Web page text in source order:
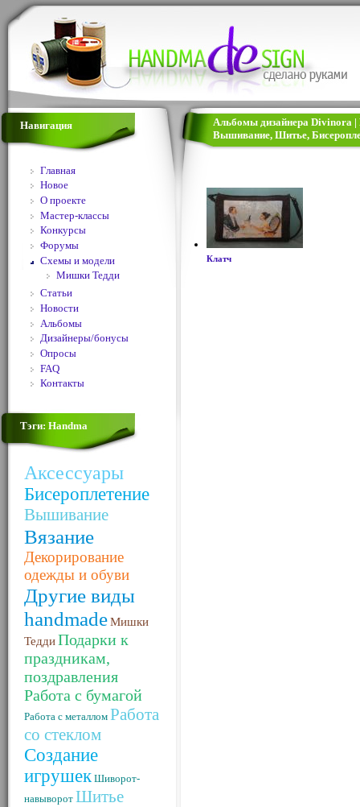
Навигация
Главная
Новое
О проекте
Мастер-классы
Конкурсы
Форумы
Схемы и модели
Мишки Тедди
Статьи
Новости
Альбомы
Дизайнеры/бонусы
Опросы
FAQ
Контакты
Тэги: Handma
Аксессуары
Бисероплетение
Вышивание
Вязание
Декорирование
одежды и обуви
Другие виды
handmadeМишки
ТеддиПодарки к
праздникам,
поздравления
Работа с бумагой
Работа с металлом Работа
со стеклом
Создание
игрушек Шиворот-
навыворот Шитье
Альбомы дизайнера Divinora |
Вышивание, Шитье,
Клатч